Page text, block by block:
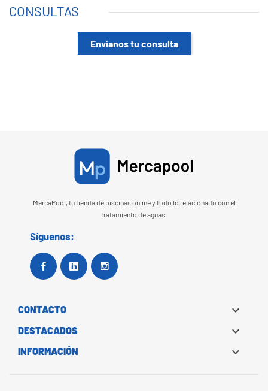
CONSULTAS
Envíanos tu consulta
MercaPool, tu tienda de piscinas online y todo lo relacionado con el
tratamiento de aguas.
Síguenos:
Facebook Google+
CONTACTO 
DESTACADOS 
INFORMACIÓN 